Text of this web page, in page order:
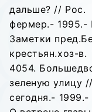
дальше? // Рос.
фермер.- 1995.-
Заметки
крестьян.хоз-в.
4054.
зеленую улицу
сегодня.- 1999.-